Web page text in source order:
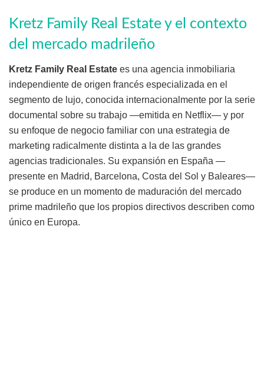
Kretz Family Real Estate y el contexto
del mercado madrileño
Kretz Family Real Estate es una agencia inmobiliaria
independiente de origen francés especializada en el
segmento de lujo, conocida internacionalmente por la serie
documental sobre su trabajo —emitida en Netflix— y por
su enfoque de negocio familiar con una estrategia de
marketing radicalmente distinta a la de las grandes
agencias tradicionales. Su expansión en España —
presente en Madrid, Barcelona, Costa del Sol y Baleares—
se produce en un momento de maduración del mercado
prime madrileño que los propios directivos describen como
único en Europa.